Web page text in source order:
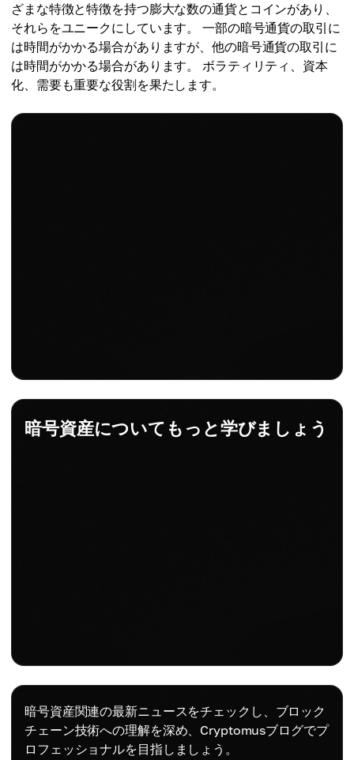
ざまな特徴と特徴を持つ膨大な数の通貨とコインがあり、
それらをユニークにしています。 一部の暗号通貨の取引に
は時間がかかる場合がありますが、他の暗号通貨の取引に
は時間がかかる場合があります。 ボラティリティ、資本
化、需要も重要な役割を果たします。
暗号資産についてもっと学びましょう
暗号資産関連の最新ニュースをチェックし、ブロック
チェーン技術への理解を深め、Cryptomusブログでプ
ロフェッショナルを目指しましょう。